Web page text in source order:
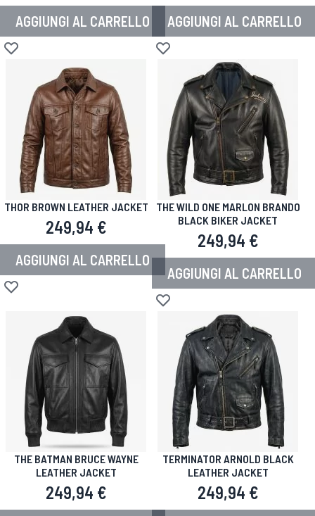
AGGIUNGI AL CARRELLO
Aggiungi alla lista desideri
AGGIUNGI AL CARRELLO
Aggiungi alla lista desideri
THOR BROWN LEATHER JACKET
249,94 €
AGGIUNGI AL CARRELLO
Aggiungi alla lista desideri
THE WILD ONE MARLON BRANDO
BLACK BIKER JACKET
249,94 €
AGGIUNGI AL CARRELLO
Aggiungi alla lista desideri
THE BATMAN BRUCE WAYNE
LEATHER JACKET
249,94 €
TERMINATOR ARNOLD BLACK
LEATHER JACKET
249,94 €